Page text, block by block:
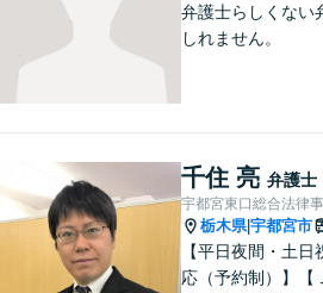
弁護士らしくない
しれません。
千住 亮 弁護士
宇都宮東口総合法律
栃木県|宇都宮市
【平日夜間・土日
応（予約制）】【